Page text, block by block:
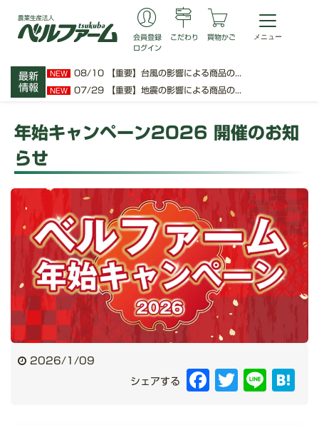
最新
情報
NEW 08/10 【重要】台風の影響による商品の...
NEW 07/29 【重要】地震の影響による商品の...
会員登録
ログイン
こだわり 買物かご
年始キャンペーン2026 開催のお知
らせ
2026/1/09
シェアする Facebook
Twitter Line